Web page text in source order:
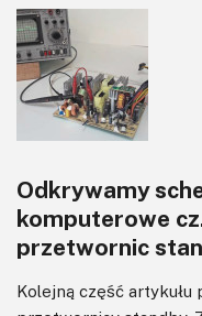
Odkrywamy
komputerowe
przetwornic
Kolejną część